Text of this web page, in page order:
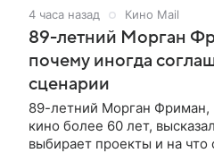
4 часа назад Кино Mail
89-летний Морган
почему иногда
сценарии
89-летний Морган Фриман,
кино более 60 лет,
выбирает проекты и на